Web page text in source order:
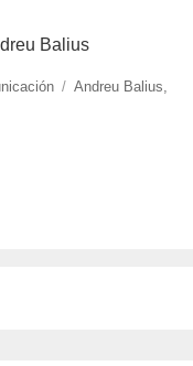
Etiquetas
Andreu Balius,